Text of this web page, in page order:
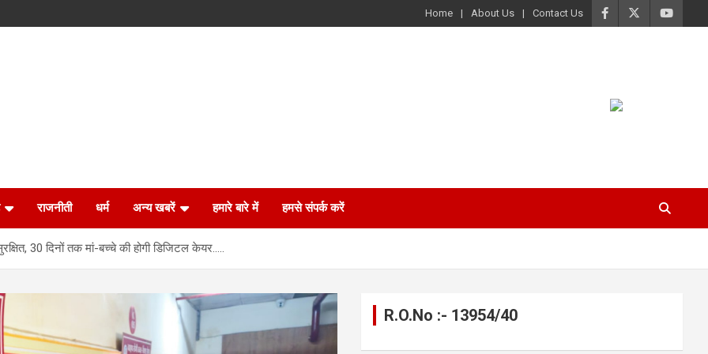
Home About Us Contact Us
राजनीती धर्म अन्य खबरें हमारे बारे में हमसे संपर्क करें
30 दिनों तक मां-बच्चे की होगी डिजिटल केयर…..
R.O.No :- 13954/40